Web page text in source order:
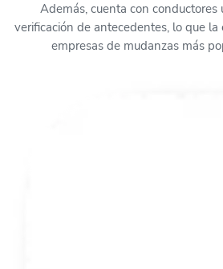
Además, cuenta con conductores
verificación de antecedentes, lo que
empresas de mudanzas más